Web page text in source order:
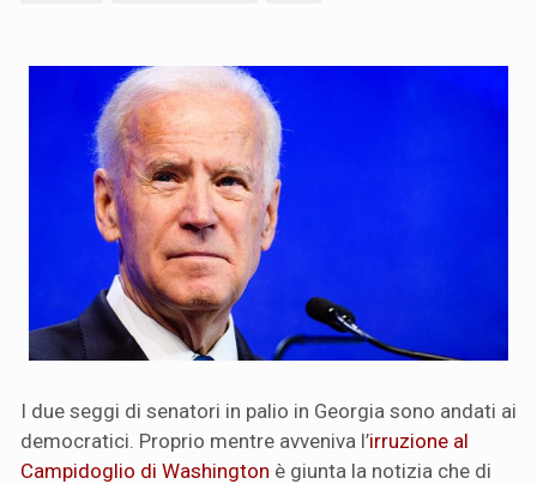
I due seggi di senatori in palio in Georgia sono andati ai
democratici. Proprio mentre avveniva l’irruzione al
Campidoglio di Washington è giunta la notizia che di